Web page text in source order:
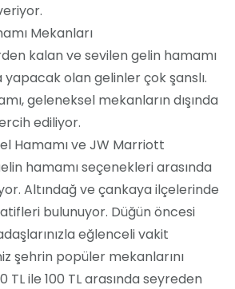
Mekanları
kalan ve sevilen gelin hamamı
yapacak olan gelinler çok şanslı.
geleneksel mekanların dışında
ediliyor.
Hamamı ve JW Marriott
hamamı seçenekleri arasında
Altındağ ve çankaya ilçelerinde
bulunuyor. Düğün öncesi
eğlenceli vakit
şehrin popüler mekanlarını
TL ile 100 TL arasında seyreden